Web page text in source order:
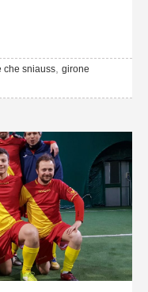
che sniauss girone